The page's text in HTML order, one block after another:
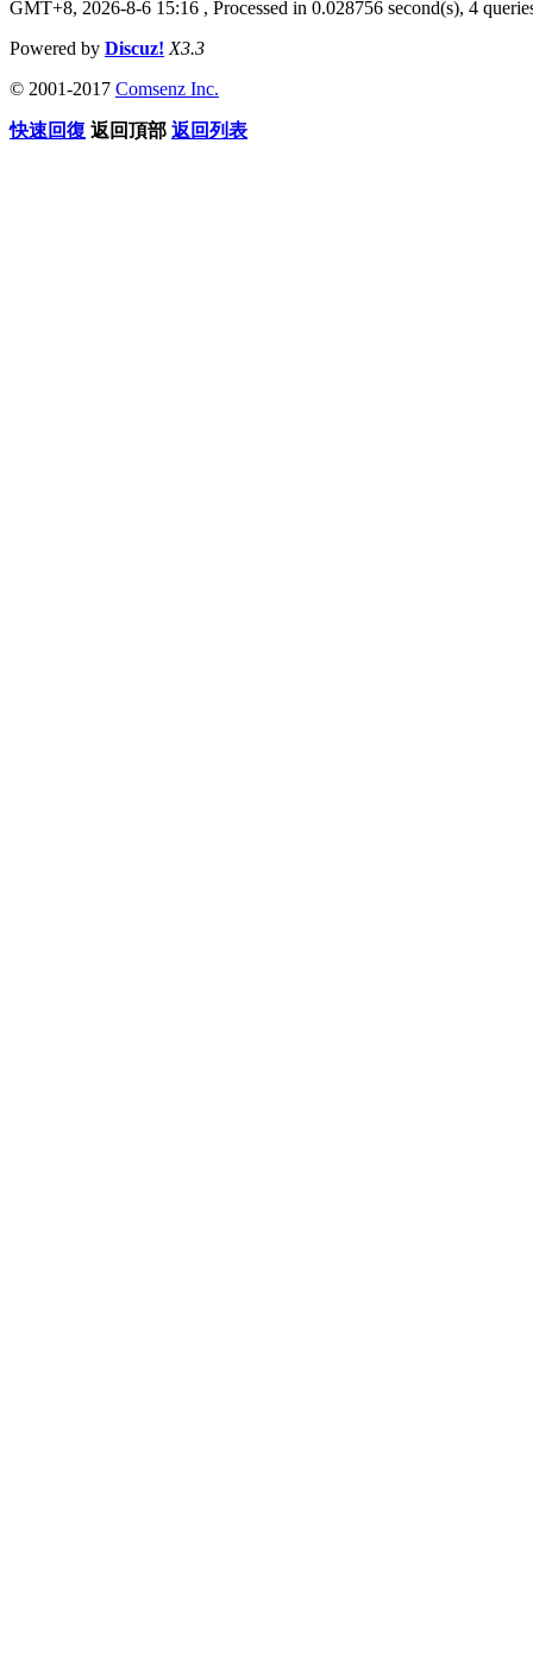
GMT+8, 2026-8-6 15:16 , Processed in 0.028756 second(s), 4
Powered by Discuz! X3.3
© 2001-2017 Comsenz Inc.
快速回復 返回頂部 返回列表